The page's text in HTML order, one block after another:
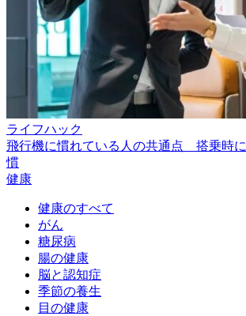
ライフハック
飛行機に慣れている人の共通点 搭乗時
慣
健康
健康のすべて
がん
糖尿病
腸の健康
脳と認知症
季節の養生
目の健康